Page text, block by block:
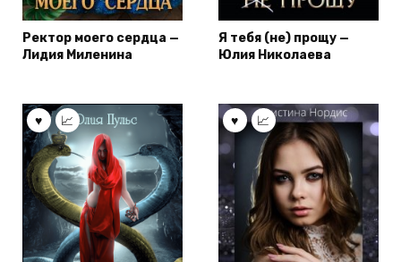
Ректор моего сердца —
Лидия Миленина
Я тебя (не) прощу —
Юлия Николаева